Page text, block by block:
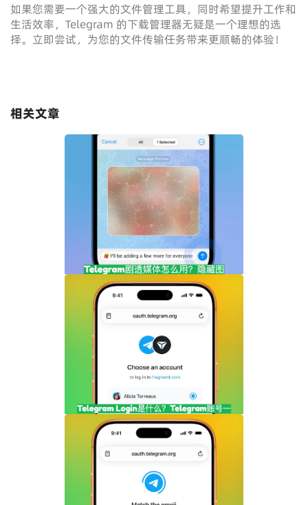
如果您需要一个强大的文件管理工具，同时希望提升工作和
生活效率，Telegram 的下载管理器无疑是一个理想的选
择。立即尝试，为您的文件传输任务带来更顺畅的体验！
相关文章
频内容完整指南
一键登录功能全面解析